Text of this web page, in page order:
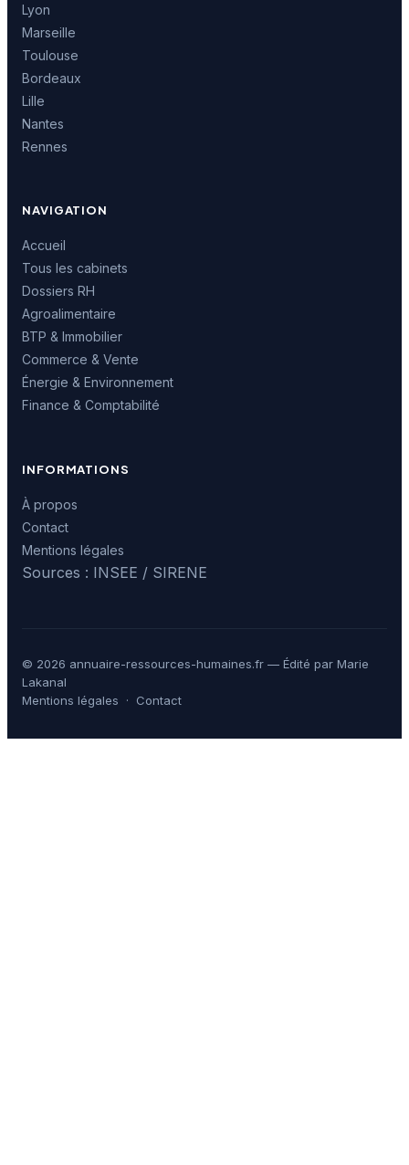
Lyon
Marseille
Toulouse
Bordeaux
Lille
Nantes
Rennes
NAVIGATION
Accueil
Tous les cabinets
Dossiers RH
Agroalimentaire
BTP & Immobilier
Commerce & Vente
Énergie & Environnement
Finance & Comptabilité
INFORMATIONS
À propos
Contact
Mentions légales
Sources : INSEE / SIRENE
© 2026 annuaire-ressources-humaines.fr — Édité par Marie
Lakanal
Mentions légales · Contact